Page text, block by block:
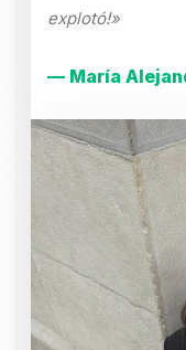
explotó!»
— María